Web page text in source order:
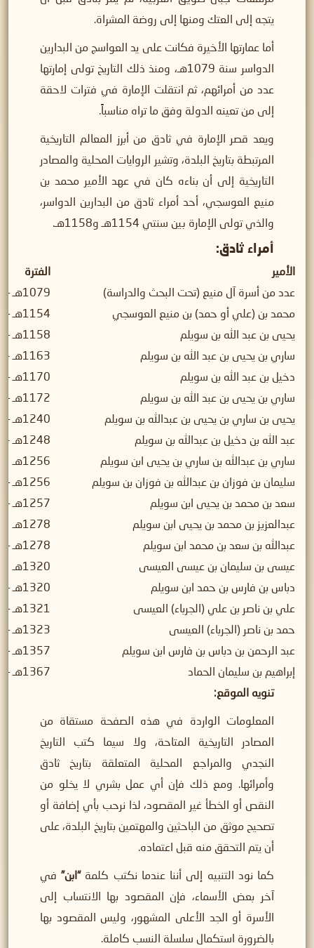
يتجه إلى العتك ومنها إلى روضة المشراة.
أما عمارتها الأخيرة فكانت على يد العواسج من البدارين
الدواسر سنة 1079هـ، ومنذ ذلك التاريخ تولى إمارتها
عدد من أمرائهم، ثم انتقلت الإمارة في فترات لاحقة
إلى من تعينه الدولة وفق ما تراه مناسباً.
ويعد قصر الإمارة في ثادق من أبرز المعالم التاريخية
المرتبطة بتاريخ البلدة، وتشير الروايات المحلية والمصادر
التاريخية إلى أن بناءه كان في عهد الأمير محمد بن
منيع العوسجي، أحد أمراء ثادق من البدارين الدواسر،
والذي تولى الإمارة بين سنتي 1154هـ و1158هـ.
أمراء ثادق:
الأمير
الفترة
عدد من أسرة آل منيع (تحت البحث والدراسة)
1079هـ – 1154هـ
محمد بن (علي أو حمد) بن منيع العوسجي
1154هـ – 1158هـ
يحيى بن عبد الله بن سويلم
1158هـ – 1163هـ
ساري بن يحيى بن عبد الله بن سويلم
1163هـ -1170هـ (الفترة الأولى)
دخيل بن عبد الله بن سويلم
1170هـ – 1172هـ
ساري بن يحيى بن عبد الله بن سويلم
1172هـ – 1240هـ (الفترة الثانية)
يحيى بن ساري بن يحيى بن عبدالله بن سويلم
1240هـ – 1248هـ
عبد الله بن دخيل بن عبدالله بن سويلم
1248هـ -1256هـ
ساري بن عبدالله بن ساري بن يحيى ابن سويلم
1256هـ
سليمان بن فوزان بن عبدالله بن فوزان بن سويلم
1256هـ – 1257هـ
سعد بن محمد بن يحيى ابن سويلم
1257هـ – 1278هـ
عبدالعزيز بن محمد بن يحيى ابن سويلم
1278هـ
عبدالله بن سعد بن محمد ابن سويلم
1278هـ – 1320هـ
عيسى بن سليمان بن عيسى العيسى
1320هـ
دباس بن فارس بن حمد ابن سويلم
1320هـ – 1321هـ
علي بن ناصر بن علي (الجرباء) العيسى
1321هـ – 1322هـ
حمد بن ناصر (الجرباء) العيسى
1323هـ – 1375هـ
عبد الرحمن بن دباس بن فارس ابن سويلم
1357هـ – 1365هـ
إبراهيم بن سليمان الحماد
1367هـ – 1368هـ
تنويه الموقع:
المعلومات الواردة في هذه الصفحة مستقاة من
المصادر التاريخية المتاحة، ولا سيما كتب التاريخ
النجدي والمراجع المحلية المتعلقة بتاريخ ثادق
وأمرائها. ومع ذلك فإن أي عمل بشري لا يخلو من
النقص أو الخطأ غير المقصود، لذا نرحب بأي إضافة أو
تصحيح موثق من الباحثين والمهتمين بتاريخ البلدة، على
أن يتم التحقق منه قبل اعتماده.
كما نود التنبيه إلى أننا عندما نكتب كلمة“ابن”في
آخر بعض الأسماء، فإن المقصود بها الانتساب إلى
الأسرة أو الجد الأعلى المشهور، وليس المقصود بها
بالضرورة استكمال سلسلة النسب كاملة.